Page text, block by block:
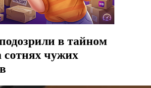
в тайном
сотнях чужих